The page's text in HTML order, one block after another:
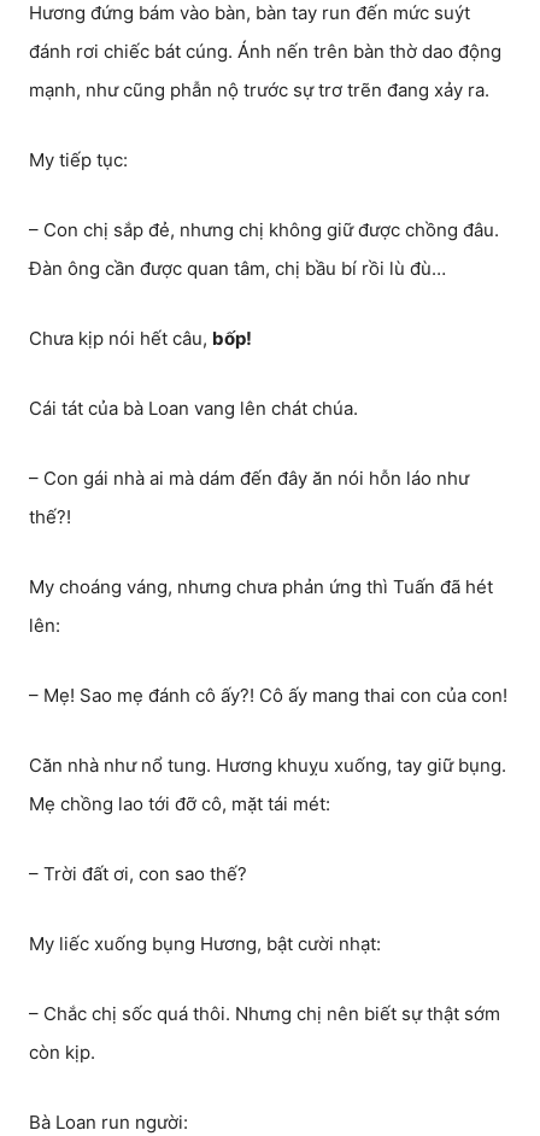
Hương đứng bám vào bàn, bàn tay run đến mức suýt
đánh rơi chiếc bát cúng. Ánh nến trên bàn thờ dao động
mạnh, như cũng phẫn nộ trước sự trơ trẽn đang xảy ra.
My tiếp tục:
– Con chị sắp đẻ, nhưng chị không giữ được chồng đâu.
Đàn ông cần được quan tâm, chị bầu bí rồi lù đù…
Chưa kịp nói hết câu, bốp!
Cái tát của bà Loan vang lên chát chúa.
– Con gái nhà ai mà dám đến đây ăn nói hỗn láo như
thế?!
My choáng váng, nhưng chưa phản ứng thì Tuấn đã hét
lên:
– Mẹ! Sao mẹ đánh cô ấy?! Cô ấy mang thai con của con!
Căn nhà như nổ tung. Hương khuỵu xuống, tay giữ bụng.
Mẹ chồng lao tới đỡ cô, mặt tái mét:
– Trời đất ơi, con sao thế?
My liếc xuống bụng Hương, bật cười nhạt:
– Chắc chị sốc quá thôi. Nhưng chị nên biết sự thật sớm
còn kịp.
Bà Loan run người: